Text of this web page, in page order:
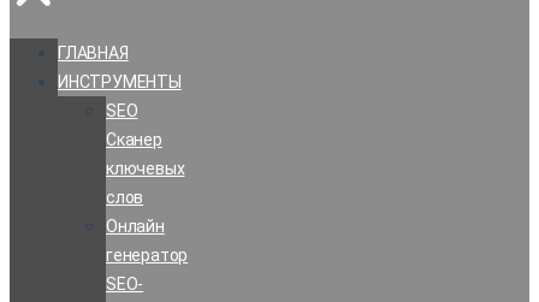
ГЛАВНАЯ
ИНСТРУМЕНТЫ
SEO
Сканер
ключевых
слов
Онлайн
генератор
SEO-